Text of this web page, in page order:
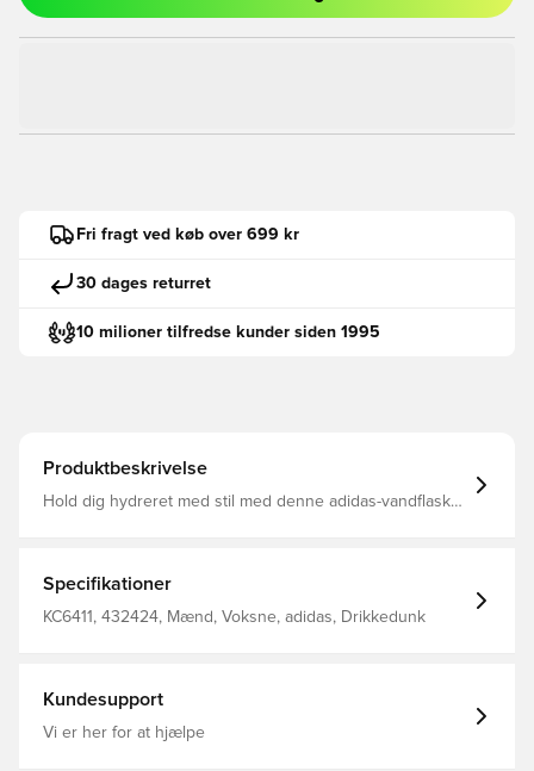
Fri fragt ved køb over 699 kr
30 dages returret
10 milioner tilfredse kunder siden 1995
Produktbeskrivelse
Hold dig hydreret med stil med denne adidas-vandflaske.
denne flaske kan du hydrere på farten – smid den i din
træningstaske eller rygsæk, så er du klar. Formstøbt 100
% rustfrit stål Kapacitet 0,6 liter
Specifikationer
KC6411, 432424, Mænd, Voksne, adidas, Drikkedunk
Kundesupport
Vi er her for at hjælpe